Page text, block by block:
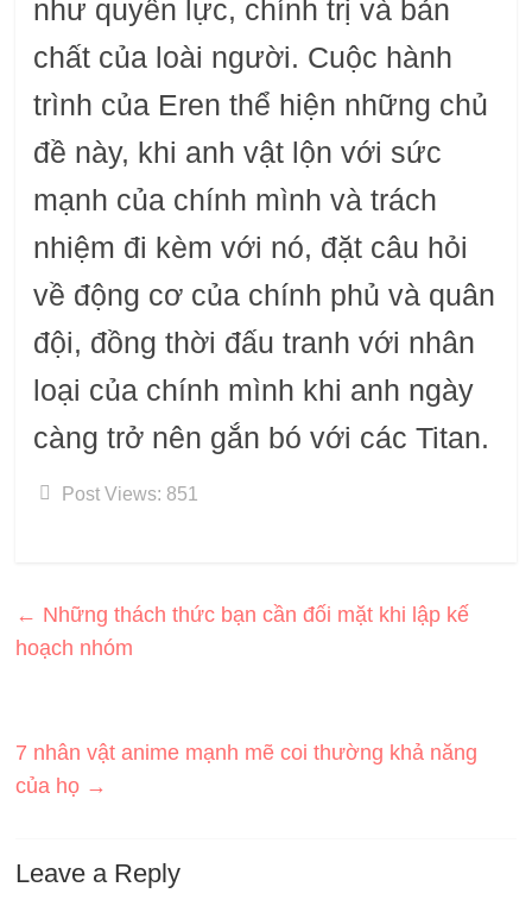
như quyền lực, chính trị và bản
chất của loài người. Cuộc hành
trình của Eren thể hiện những chủ
đề này, khi anh vật lộn với sức
mạnh của chính mình và trách
nhiệm đi kèm với nó, đặt câu hỏi
về động cơ của chính phủ và quân
đội, đồng thời đấu tranh với nhân
loại của chính mình khi anh ngày
càng trở nên gắn bó với các Titan.
Post Views: 851
← Những thách thức bạn cần đối mặt khi lập kế
hoạch nhóm
7 nhân vật anime mạnh mẽ coi thường khả năng
của họ →
Leave a Reply